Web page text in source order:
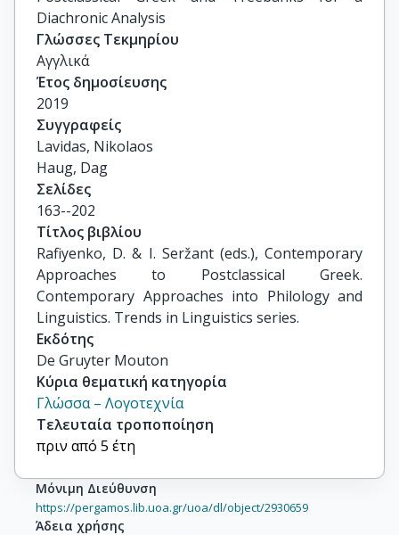
Diachronic Analysis
Γλώσσες Τεκμηρίου
Αγγλικά
Έτος δημοσίευσης
2019
Συγγραφείς
Lavidas, Nikolaos
Haug, Dag
Σελίδες
163--202
Τίτλος βιβλίου
Rafiyenko, D. & I. Seržant (eds.), Contemporary
Approaches to Postclassical Greek.
Contemporary Approaches into Philology and
Linguistics. Trends in Linguistics series.
Εκδότης
De Gruyter Mouton
Κύρια θεματική κατηγορία
Γλώσσα – Λογοτεχνία
Τελευταία τροποποίηση
πριν από 5 έτη
Μόνιμη Διεύθυνση
https://pergamos.lib.uoa.gr/uoa/dl/object/2930659
Άδεια χρήσης